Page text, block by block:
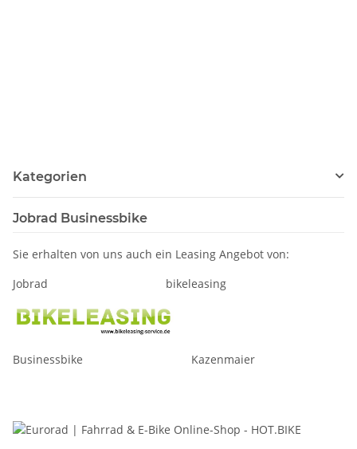
Kategorien
Jobrad Businessbike
Sie erhalten von uns auch ein Leasing Angebot von:
Jobrad bikeleasing
Businessbike Kazenmaier